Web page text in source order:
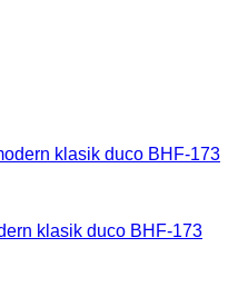
klasik duco BHF-173